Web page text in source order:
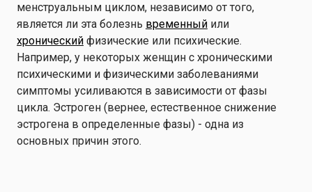
менструальным циклом, независимо от того,
является ли эта болезнь временный или
хронический физические или психические.
Например, у некоторых женщин с хроническими
психическими и физическими заболеваниями
симптомы усиливаются в зависимости от фазы
цикла. Эстроген (вернее, естественное снижение
эстрогена в определенные фазы) - одна из
основных причин этого.